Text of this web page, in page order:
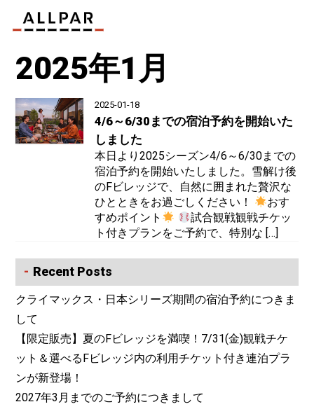
2025年1月
2025-01-18
4/6～6/30までの宿泊予約を開始いた
しました
本日より2025シーズン4/6～6/30までの
宿泊予約を開始いたしました。雪解け後
のFビレッジで、自然に囲まれた贅沢な
ひとときをお過ごしください！
おす
すめポイント
試合観戦観戦チケッ
ト付きプランをご予約で、特別な […]
Recent Posts
クライマックス・日本シリーズ期間の宿泊予約につきま
して
【限定販売】夏のFビレッジを満喫！7/31(金)観戦チケ
ット＆選べるFビレッジ内の利用チケット付き連泊プラ
ンが新登場！
2027年3月までのご予約につきまして